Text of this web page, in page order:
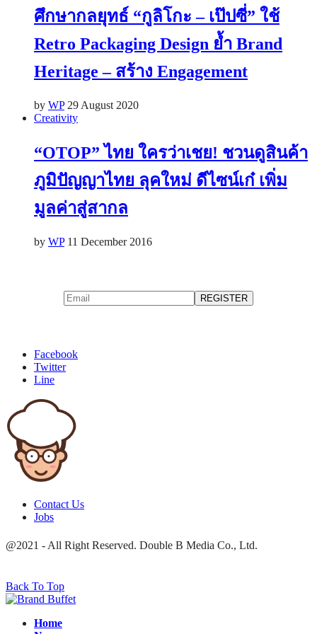
ศึกษากลยุทธ์ “กูลิโกะ – เป๊ปซี่” ใช้
Retro Packaging Design ย้ำ Brand
Heritage – สร้าง Engagement
by WP 29 August 2020
Creativity
“OTOP” ไทย ใครว่าเชย! ชวนดูสินค้า
ภูมิปัญญาไทย ลุคใหม่ ดีไซน์เก๋ เพิ่ม
มูลค่าสู่สากล
by WP 11 December 2016
Facebook
Twitter
Line
Contact Us
Jobs
@2021 - All Right Reserved. Double B Media Co., Ltd.
Back To Top
Home